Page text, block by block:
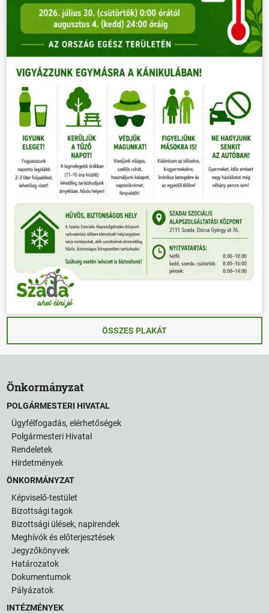
ÖSSZES PLAKÁT
Önkormányzat
POLGÁRMESTERI HIVATAL
Ügyfélfogadás, elérhetőségek
Polgármesteri Hivatal
Rendeletek
Hirdetmények
ÖNKORMÁNYZAT
Képviselő-testület
Bizottsági tagok
Bizottsági ülések, napirendek
Meghívók és előterjesztések
Jegyzőkönyvek
Határozatok
Dokumentumok
Pályázatok
INTÉZMÉNYEK